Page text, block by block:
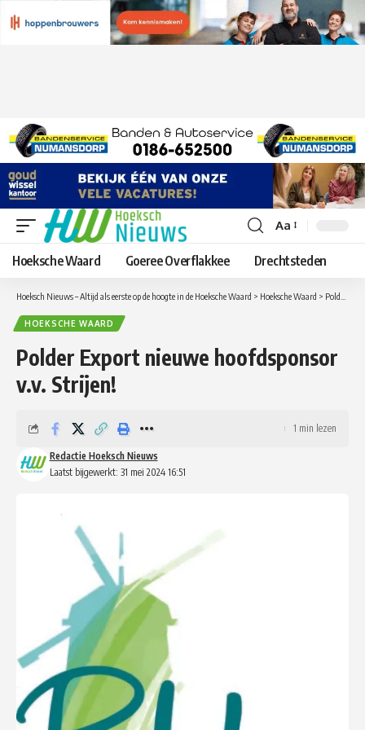
Lettergrootte
aanpassen
Aa
Hoeksche Waard Goeree Overflakkee Drechtsteden
Hoeksch Nieuws – Altijd als eerste op de hoogte in de Hoeksche Waard > Hoeksche Waard > Polder Export nieuwe hoofdsponsor v.v. Strijen!
HOEKSCHE WAARD
Polder Export nieuwe hoofdsponsor
v.v. Strijen!
Laatst bijgewerkt: 31 mei 2024 16:51
Redactie Hoeksch Nieuws
1 min lezen